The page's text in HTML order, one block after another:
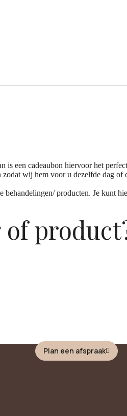
een cadeaubon hiervoor het
wij hem voor u dezelfde dag
producten. Je kunt
Plan een afspraak